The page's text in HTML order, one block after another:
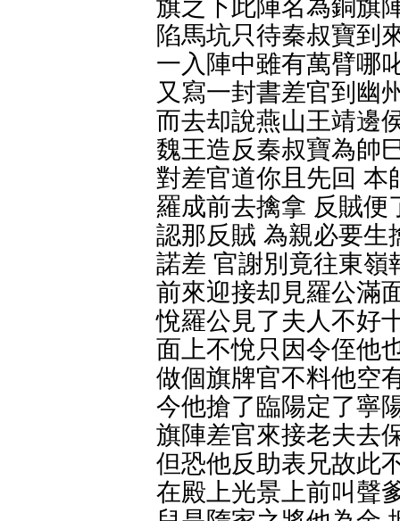
旗之下此陣名為銅旗
陷馬坑只待秦叔寶到
一入陣中雖有萬臂哪
又寫一封書差官到幽
而去却說燕山王靖邊
魏王造反秦叔寶為帥
對差官道你且先回 本
羅成前去擒拿 反賊便
認那反賊 為親必要生
諾差 官謝別竟往東嶺
前來迎接却見羅公滿
悅羅公見了夫人不好
面上不悅只因令侄他
做個旗牌官不料他空
今他搶了臨陽定了寧
旗陣差官來接老夫去
但恐他反助表兄故此
在殿上光景上前叫聲